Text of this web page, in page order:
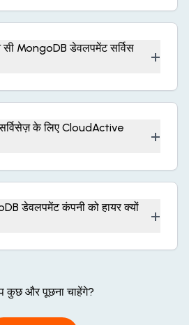
सी MongoDB डेवलपमेंट सर्विस
+
के लिए CloudActive
+
डेवलपमेंट कंपनी को हायर क्यों
+
कुछ और पूछना चाहेंगे?